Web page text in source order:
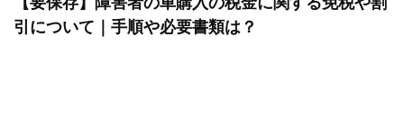
引について｜手順や必要書類は？